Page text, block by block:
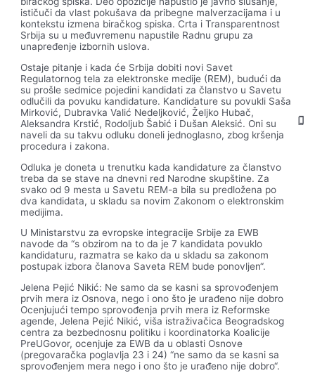
ističuči da vlast pokušava da pribegne malverzacijama i u
kontekstu izmena biračkog spiska. Crta i Transparentnost
Srbija su u međuvremenu napustile Radnu grupu za
unapređenje izbornih uslova.
Ostaje pitanje i kada će Srbija dobiti novi Savet
Regulatornog tela za elektronske medije (REM), budući da
su prošle sedmice pojedini kandidati za članstvo u Savetu
odlučili da povuku kandidature. Kandidature su povukli Saša
Mirković, Dubravka Valić Nedeljković, Željko Hubač,
Aleksandra Krstić, Rodoljub Šabić i Dušan Aleksić. Oni su
naveli da su takvu odluku doneli jednoglasno, zbog kršenja
procedura i zakona.
Odluka je doneta u trenutku kada kandidature za članstvo
treba da se stave na dnevni red Narodne skupštine. Za
svako od 9 mesta u Savetu REM-a bila su predložena po
dva kandidata, u skladu sa novim Zakonom o elektronskim
medijima.
U Ministarstvu za evropske integracije Srbije za EWB
navode da “s obzirom na to da je 7 kandidata povuklo
kandidaturu, razmatra se kako da u skladu sa zakonom
postupak izbora članova Saveta REM bude ponovljen“.
Jelena Pejić Nikić: Ne samo da se kasni sa sprovođenjem
prvih mera iz Osnova, nego i ono što je urađeno nije dobro
Ocenjujući tempo sprovođenja prvih mera iz Reformske
agende, Jelena Pejić Nikić, viša istraživačica Beogradskog
centra za bezbednosnu politiku i koordinatorka Koalicije
PreUGovor, ocenjuje za EWB da u oblasti Osnove
(pregovaračka poglavlja 23 i 24) “ne samo da se kasni sa
sprovođenjem mera nego i ono što je urađeno nije dobro“.